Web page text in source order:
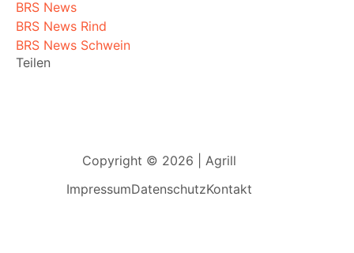
BRS News
BRS News Rind
BRS News Schwein
Teilen
Copyright © 2026 | Agrill
ImpressumDatenschutzKontakt